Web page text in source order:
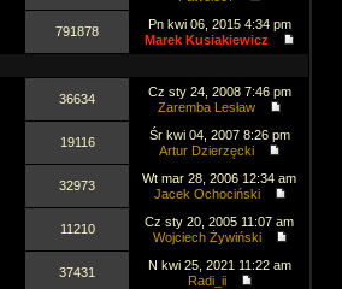
791878
Pn kwi 06, 2015 4:34 pm
Marek Kusiakiewicz
36634
Cz sty 24, 2008 7:46 pm
Zaremba Lesław
19116
Śr kwi 04, 2007 8:26 pm
Artur Dzierzęcki
32973
Wt mar 28, 2006 12:34 am
Jacek Ochociński
11210
Cz sty 20, 2005 11:07 am
Wojciech Żywiński
37431
N kwi 25, 2021 11:22 am
Radi_ii